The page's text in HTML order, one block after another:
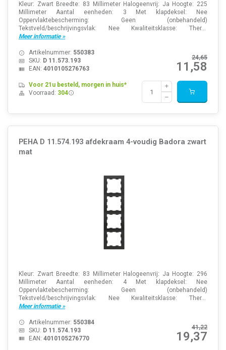
Kleur: Zwart Breedte: 83 Millimeter Halogeenvrij: Ja Hoogte: 225
Millimeter Aantal eenheden: 3 Met klapdeksel: Nee
Oppervlaktebescherming: Geen (onbehandeld)
Tekstveld/beschrijvingsvlak: Nee Kwaliteitsklasse: Ther...
Meer informatie »
24,65
11,58
Artikelnummer: 550383
SKU: D 11.573.193
EAN: 4010105276763
Voor 21u besteld, morgen in huis*
Voorraad: 304
PEHA D 11.574.193 afdekraam 4-voudig Badora zwart
mat
Kleur: Zwart Breedte: 83 Millimeter Halogeenvrij: Ja Hoogte: 296
Millimeter Aantal eenheden: 4 Met klapdeksel: Nee
Oppervlaktebescherming: Geen (onbehandeld)
Tekstveld/beschrijvingsvlak: Nee Kwaliteitsklasse: Ther...
Meer informatie »
41,22
19,37
Artikelnummer: 550384
SKU: D 11.574.193
EAN: 4010105276770